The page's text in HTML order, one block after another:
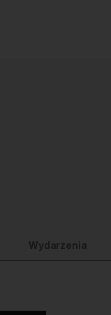
Wydarzenia